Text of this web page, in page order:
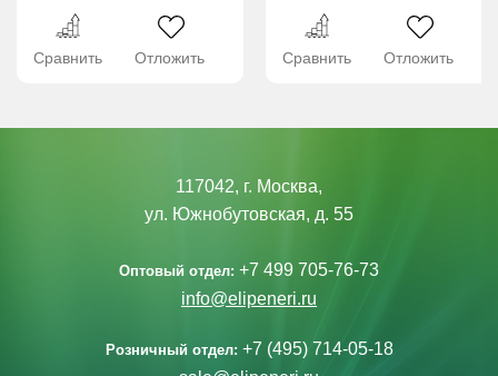
Сравнить Отложить Сравнить Отложить
117042, г. Москва,
ул. Южнобутовская, д. 55
Оптовый отдел: +7 499 705-76-73
info@elipeneri.ru
Розничный отдел: +7 (495) 714-05-18